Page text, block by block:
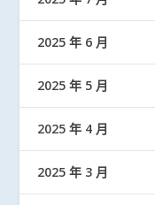
2025 年 6 月
2025 年 5 月
2025 年 4 月
2025 年 3 月